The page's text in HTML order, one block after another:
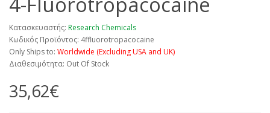
Κατασκευαστής: Research Chemicals
Κωδικός Προϊόντος: 4ffluorotropacocaine
Only Ships to: Worldwide (Excluding USA and UK)
Διαθεσιμότητα: Out Of Stock
35,62€